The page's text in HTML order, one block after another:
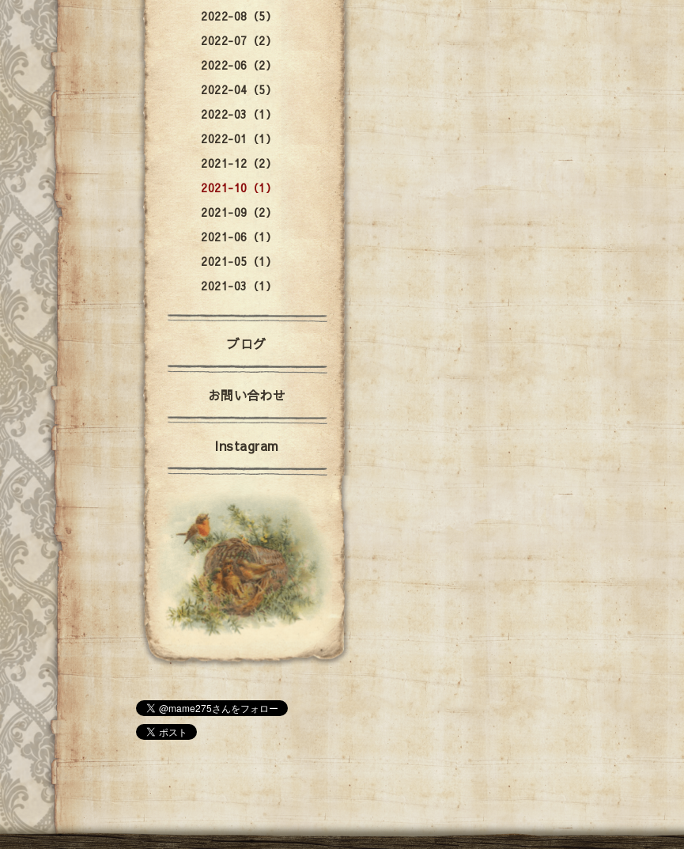
2022-08（5）
2022-07（2）
2022-06（2）
2022-04（5）
2022-03（1）
2022-01（1）
2021-12（2）
2021-10（1）
2021-09（2）
2021-06（1）
2021-05（1）
2021-03（1）
ブログ
お問い合わせ
Instagram